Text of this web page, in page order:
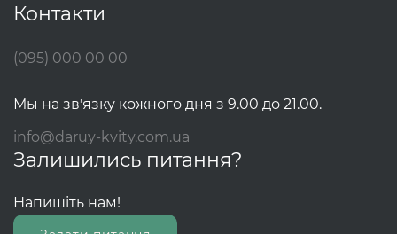
Контакти
(095) 000 00 00
Мы на звʼязку кожного дня з 9.00 до 21.00.
info@daruy-kvity.com.ua
Залишились питання?
Напишіть нам!